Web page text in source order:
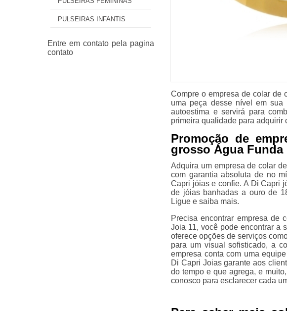
PULSEIRAS INFANTIS
Compre o empresa de colar de
uma peça desse nível em
autoestima e servirá para
primeira qualidade para adquirir
Promoção de
grosso Água Funda
Adquira um empresa de colar
com garantia absoluta de no
Capri jóias e confie. A Di Capri
de jóias banhadas a ouro de
Ligue e saiba mais.
Precisa encontrar empresa de
Joia 11, você pode encontrar a
oferece opções de serviços
para um visual sofisticado, a
empresa conta com uma
Di Capri Joias garante aos
do tempo e que agrega, e
conosco para esclarecer cada